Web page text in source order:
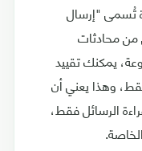
تُسمى "إرسال
محادثات
يمكنك تقييد
وهذا يعني أن
الرسائل فقط،